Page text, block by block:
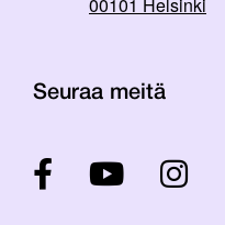
Seuraa meitä